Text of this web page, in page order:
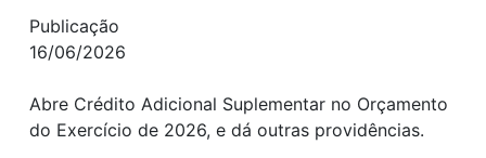
Publicação
16/06/2026
Abre Crédito Adicional Suplementar no Orçamento
do Exercício de 2026, e dá outras providências.